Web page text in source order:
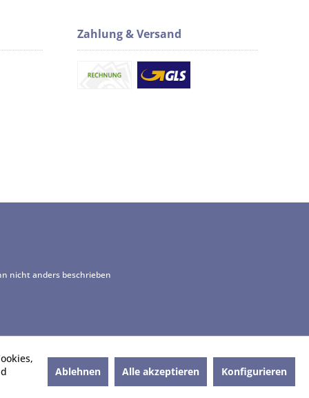
Zahlung & Versand
nicht anders beschrieben
Ablehnen Alle akzeptieren Konfigurieren